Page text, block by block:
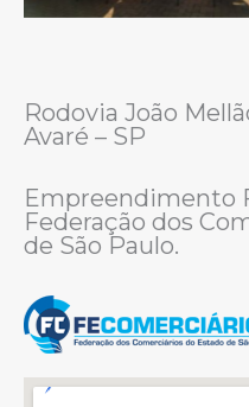
Rodovia João
Avaré – SP
Empreendimento
Federação dos
de São Paulo.